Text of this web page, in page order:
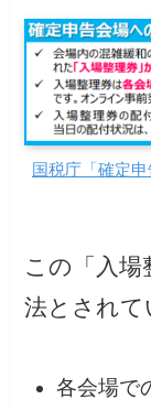
国税庁「確定
この「入
法とされて
各会場で